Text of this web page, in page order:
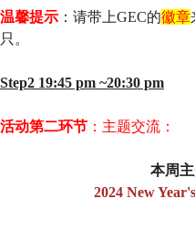
温馨提示 ：请带上GEC的徽章
只。
Step2 19:45 pm ~20:30 pm
活动第二环节 ：主题交流：
本周
2024 New